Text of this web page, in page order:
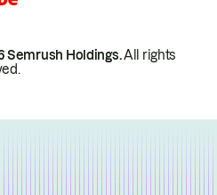
Semrush Holdings.All rights